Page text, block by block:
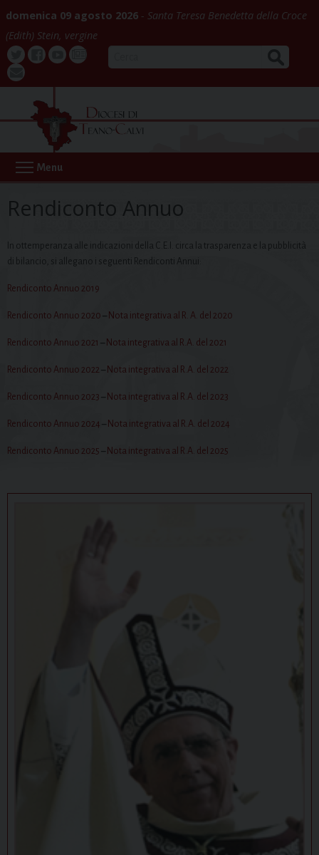
content
domenica 09 agosto 2026
Santa Teresa Benedetta della Croce
(Edith) Stein, vergine
Twitter
Buona
webmail
Menu
Rendiconto Annuo
In ottemperanza alle indicazioni della C.E.I. circa la trasparenza e la pubblicità
di bilancio, si allegano i seguenti Rendiconti Annui:
Rendiconto Annuo 2019
Rendiconto Annuo 2020 – Nota integrativa al R. A. del 2020
Rendiconto Annuo 2021 – Nota integrativa al R.A. del 2021
Rendiconto Annuo 2022 – Nota integrativa al R.A. del 2022
Rendiconto Annuo 2023 – Nota integrativa al R.A. del 2023
Rendiconto Annuo 2024 – Nota integrativa al R.A. del 2024
Rendiconto Annuo 2025 – Nota integrativa al R.A. del 2025